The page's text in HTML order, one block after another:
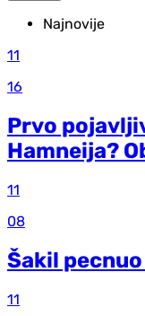
Najnovije
11
16
Prvo
Hamneija?
11
08
Šakil
11